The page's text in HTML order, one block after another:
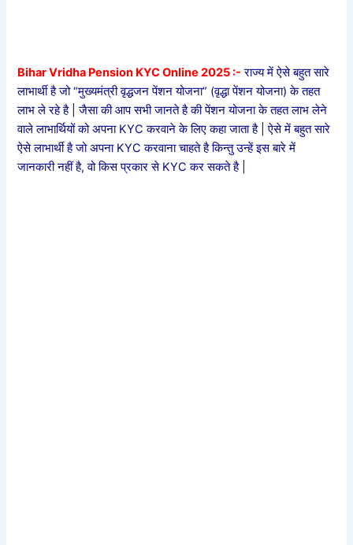
Bihar Vridha Pension KYC Online 2025 :- राज्य में ऐसे बहुत सारे
लाभार्थी है जो “मुख्यमंत्री वृद्धजन पेंशन योजना” (वृद्धा पेंशन योजना) के तहत
लाभ ले रहे है | जैसा की आप सभी जानते है की पेंशन योजना के तहत लाभ लेने
वाले लाभार्थियों को अपना KYC करवाने के लिए कहा जाता है | ऐसे में बहुत सारे
ऐसे लाभार्थी है जो अपना KYC करवाना चाहते है किन्तु उन्हें इस बारे में
जानकारी नहीं है, वो किस प्रकार से KYC कर सकते है |